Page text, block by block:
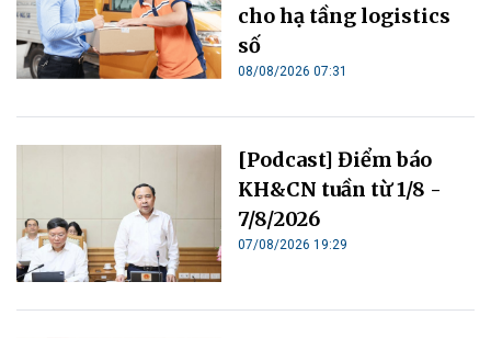
cho hạ tầng logistics
số
08/08/2026 07:31
[Podcast] Điểm báo
KH&CN tuần từ 1/8 -
7/8/2026
07/08/2026 19:29